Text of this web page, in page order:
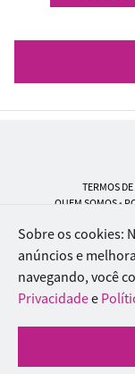
TERMOS
QUEM SOMOS•
Rio
Rua Lopes
WhatsApp:
© 2024-2026 - Todos
Sobre os cookies:
anúncios e
navegando, você
Privacidadee